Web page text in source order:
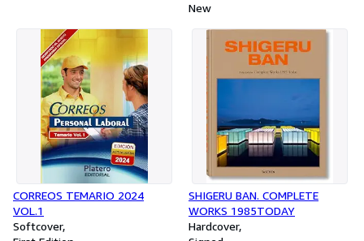
New
CORREOS TEMARIO 2024
VOL.1
Softcover
SHIGERU BAN. COMPLETE
WORKS 1985TODAY
Hardcover